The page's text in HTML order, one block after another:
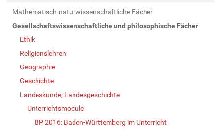
Mathematisch-naturwissenschaftliche Fächer
Gesellschaftswissenschaftliche und philosophische Fächer
Ethik
Religionslehren
Geographie
Geschichte
Landeskunde, Landesgeschichte
Unterrichtsmodule
BP 2016: Baden-Württemberg im Unterricht